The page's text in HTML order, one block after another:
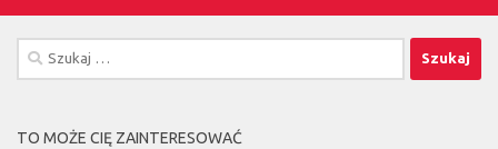
Szukaj:
TO MOŻE CIĘ ZAINTERESOWAĆ